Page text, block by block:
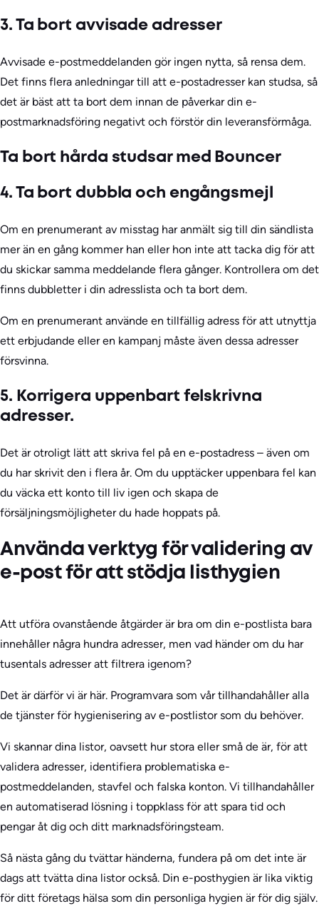
3. Ta bort avvisade adresser
Avvisade e-postmeddelanden gör ingen nytta, så rensa dem.
Det finns flera anledningar till att e-postadresser kan studsa, så
det är bäst att ta bort dem innan de påverkar din e-
postmarknadsföring negativt och förstör din leveransförmåga.
Ta bort hårda studsar med Bouncer
4. Ta bort dubbla och engångsmejl
Om en prenumerant av misstag har anmält sig till din sändlista
mer än en gång kommer han eller hon inte att tacka dig för att
du skickar samma meddelande flera gånger. Kontrollera om det
finns dubbletter i din adresslista och ta bort dem.
Om en prenumerant använde en tillfällig adress för att utnyttja
ett erbjudande eller en kampanj måste även dessa adresser
försvinna.
5. Korrigera uppenbart felskrivna
adresser.
Det är otroligt lätt att skriva fel på en e-postadress – även om
du har skrivit den i flera år. Om du upptäcker uppenbara fel kan
du väcka ett konto till liv igen och skapa de
försäljningsmöjligheter du hade hoppats på.
Använda verktyg för validering av
e-post för att stödja listhygien
Att utföra ovanstående åtgärder är bra om din e-postlista bara
innehåller några hundra adresser, men vad händer om du har
tusentals adresser att filtrera igenom?
Det är därför vi är här. Programvara som vår tillhandahåller alla
de tjänster för hygienisering av e-postlistor som du behöver.
Vi skannar dina listor, oavsett hur stora eller små de är, för att
validera adresser, identifiera problematiska e-
postmeddelanden, stavfel och falska konton. Vi tillhandahåller
en automatiserad lösning i toppklass för att spara tid och
pengar åt dig och ditt marknadsföringsteam.
Så nästa gång du tvättar händerna, fundera på om det inte är
dags att tvätta dina listor också. Din e-posthygien är lika viktig
för ditt företags hälsa som din personliga hygien är för dig själv.